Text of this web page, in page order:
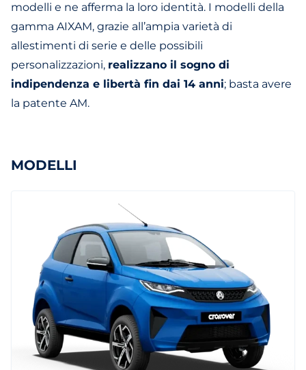
modelli e ne afferma la loro identità. I modelli della
gamma AIXAM, grazie all’ampia varietà di
allestimenti di serie e delle possibili
personalizzazioni, realizzano il sogno di
indipendenza e libertà fin dai 14 anni; basta avere
la patente AM.
MODELLI